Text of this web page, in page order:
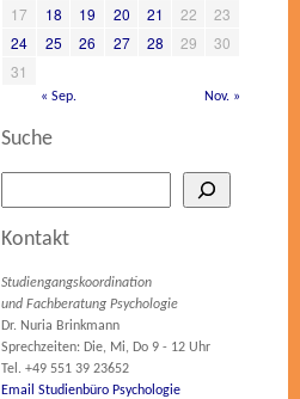
17
18 19 20 21 22
23
24
25 26 27 28 29
30
31
« Sep. Nov. »
Suche
Kontakt
Studiengangskoordination
und Fachberatung Psychologie
Dr. Nuria Brinkmann
Sprechzeiten: Die, Mi, Do 9 - 12 Uhr
Tel. +49 551 39 23652
Email Studienbüro Psychologie